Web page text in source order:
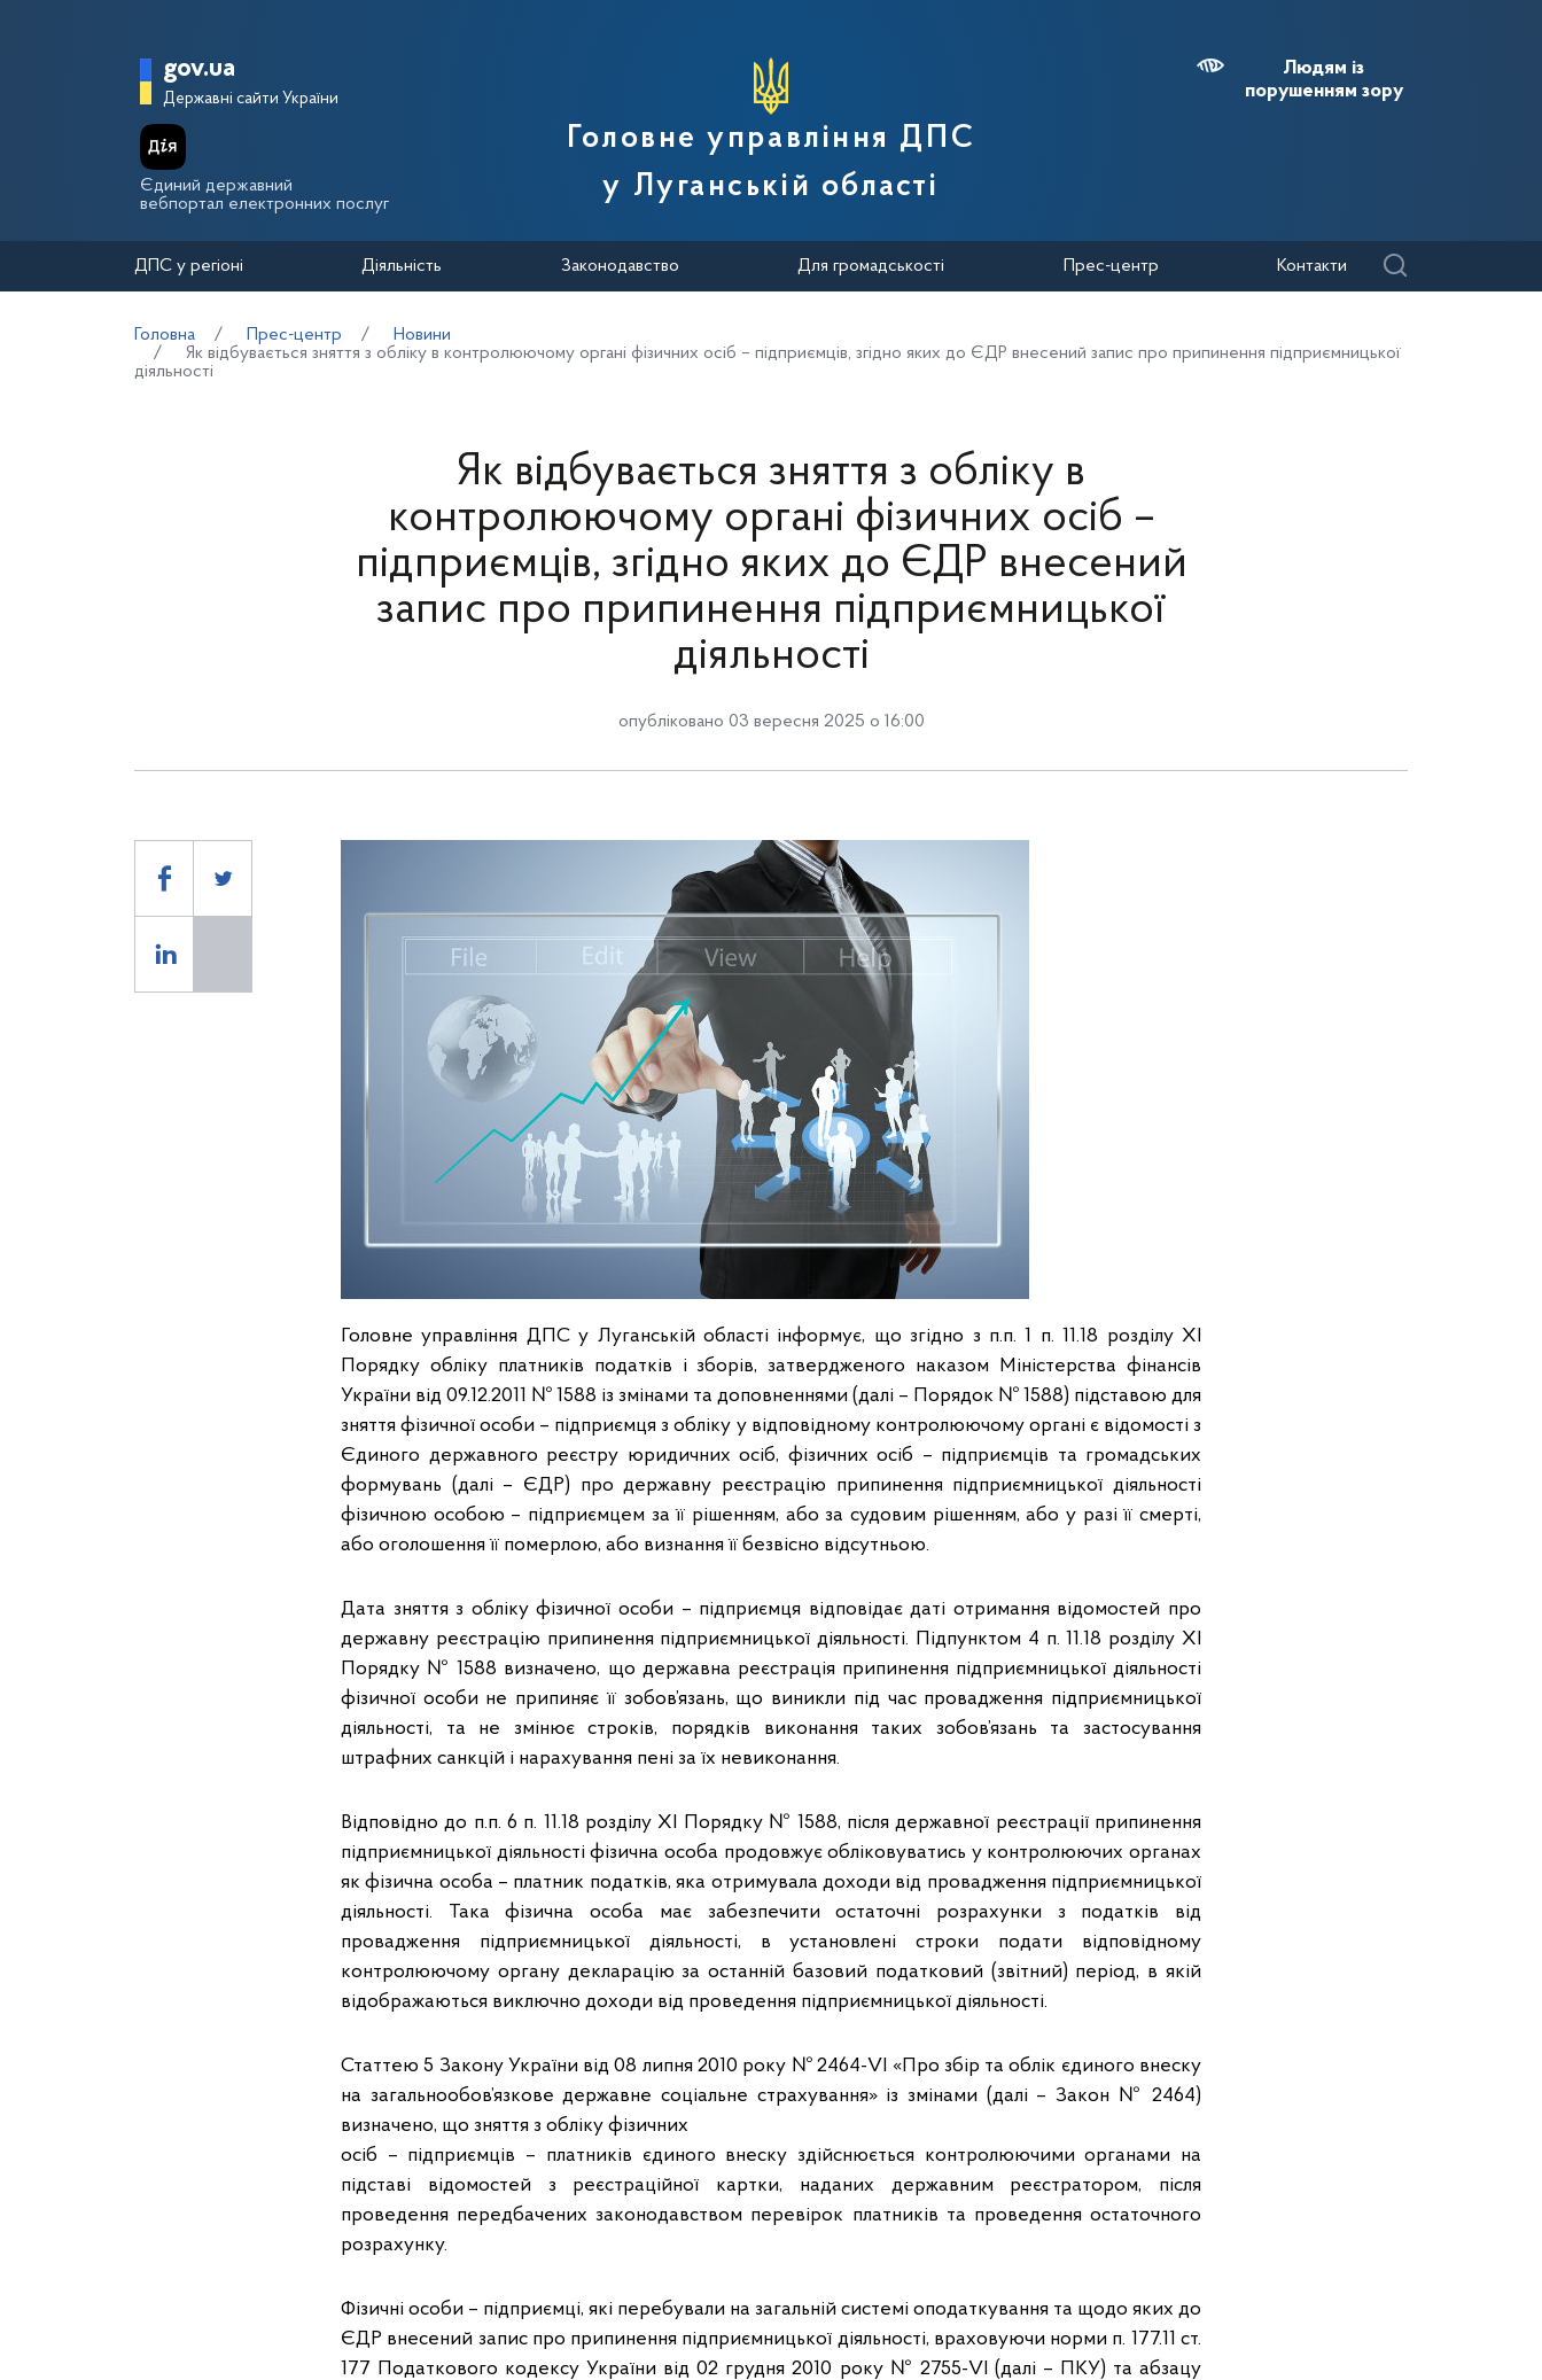
Головна сторінка Державної податкової служби України
gov.ua
Державні сайти України
Єдиний державний
вебпортал електронних послуг
Головне управління ДПС
у Луганській області
Людям із
порушенням зору
ДПС у регіоні Діяльність Законодавство Для громадськості Прес-центр Контакти
Головна Прес-центр
Новини
Як відбувається зняття з обліку в контролюючому органі фізичних осіб – підприємців, згідно яких до ЄДР внесений запис про припинення підприємницької
діяльності
Як відбувається зняття з обліку в
контролюючому органі фізичних осіб –
підприємців, згідно яких до ЄДР внесений
запис про припинення підприємницької
діяльності
опубліковано 03 вересня 2025 о 16:00
Головне управління ДПС у Луганській області інформує, що згідно з п.п. 1 п. 11.18 розділу XI
Порядку обліку платників податків і зборів, затвердженого наказом Міністерства фінансів
України від 09.12.2011 № 1588 із змінами та доповненнями (далі – Порядок № 1588) підставою для
зняття фізичної особи – підприємця з обліку у відповідному контролюючому органі є відомості з
Єдиного державного реєстру юридичних осіб, фізичних осіб – підприємців та громадських
формувань (далі – ЄДР) про державну реєстрацію припинення підприємницької діяльності
фізичною особою – підприємцем за її рішенням, або за судовим рішенням, або у разі її смерті,
або оголошення її померлою, або визнання її безвісно відсутньою.
Дата зняття з обліку фізичної особи – підприємця відповідає даті отримання відомостей про
державну реєстрацію припинення підприємницької діяльності. Підпунктом 4 п. 11.18 розділу XI
Порядку № 1588 визначено, що державна реєстрація припинення підприємницької діяльності
фізичної особи не припиняє її зобов’язань, що виникли під час провадження підприємницької
діяльності, та не змінює строків, порядків виконання таких зобов’язань та застосування
штрафних санкцій і нарахування пені за їх невиконання.
Відповідно до п.п. 6 п. 11.18 розділу XI Порядку № 1588, після державної реєстрації припинення
підприємницької діяльності фізична особа продовжує обліковуватись у контролюючих органах
як фізична особа – платник податків, яка отримувала доходи від провадження підприємницької
діяльності. Така фізична особа має забезпечити остаточні розрахунки з податків від
провадження підприємницької діяльності, в установлені строки подати відповідному
контролюючому органу декларацію за останній базовий податковий (звітний) період, в якій
відображаються виключно доходи від проведення підприємницької діяльності.
Статтею 5 Закону України від 08 липня 2010 року № 2464-VI «Про збір та облік єдиного внеску
на загальнообов’язкове державне соціальне страхування» із змінами (далі – Закон № 2464)
визначено, що зняття з обліку фізичних
осіб – підприємців – платників єдиного внеску здійснюється контролюючими органами на
підставі відомостей з реєстраційної картки, наданих державним реєстратором, після
проведення передбачених законодавством перевірок платників та проведення остаточного
розрахунку.
Фізичні особи – підприємці, які перебували на загальній системі оподаткування та щодо яких до
ЄДР внесений запис про припинення підприємницької діяльності, враховуючи норми п. 177.11 ст.
177 Податкового кодексу України від 02 грудня 2010 року № 2755-VI (далі – ПКУ) та абзацу